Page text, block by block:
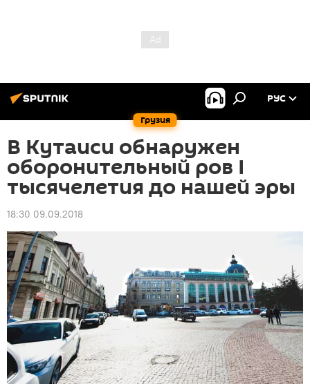
Грузия
РУС
В Кутаиси обнаружен
оборонительный ров I
тысячелетия до нашей эры
18:30 09.09.2018